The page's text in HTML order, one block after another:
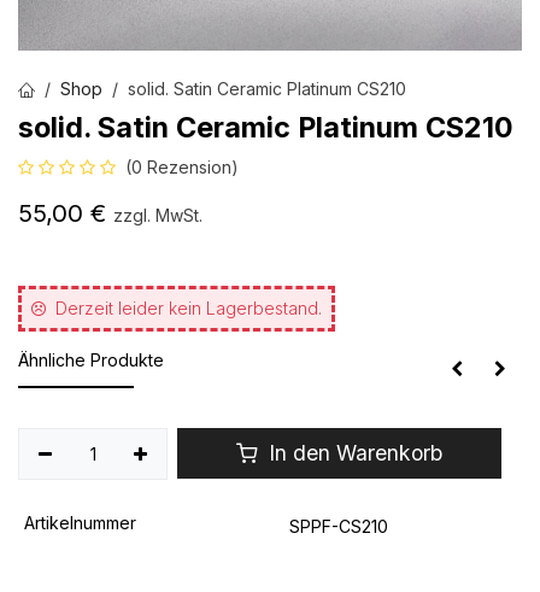
Shop solid. Satin Ceramic Platinum CS210
solid. Satin Ceramic Platinum CS210
(0 Rezension)
55,00 € zzgl. MwSt.
Derzeit leider kein Lagerbestand.
Ähnliche Produkte
In den Warenkorb
Artikelnummer SPPF-CS210